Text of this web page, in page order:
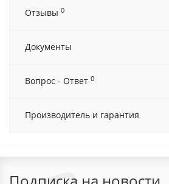
Отзывы 0
Документы
Вопрос - Ответ 0
Производитель и гарантия